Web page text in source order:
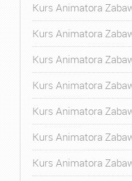
Kurs Animatora
Kurs Animatora
Kurs Animatora
Kurs Animatora
Kurs Animatora
Kurs Animatora
Kurs Animatora